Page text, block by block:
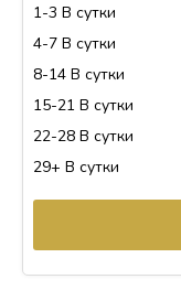
1-3 В сутки
4-7 В сутки
8-14 В сутки
15-21 В сутки
22-28 В сутки
29+ В сутки